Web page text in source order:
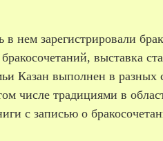
зарегистрировали
выставка
Казан выполнен в разных
числе традициями в
с записью о